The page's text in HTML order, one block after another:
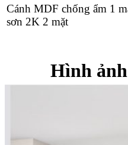
Cánh MDF chống ẩm 1
sơn 2K 2 mặt
Hình